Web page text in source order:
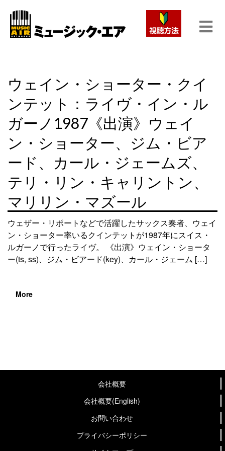
ウェイン・ショーター・クイ
ンテット：ライヴ・イン・ル
ガーノ1987《出演》ウェイ
ン・ショーター、ジム・ビア
ード、カール・ジェームズ、
テリ・リン・キャリントン、
マリリン・マズール
ウェザー・リポートなどで活躍したサックス奏者、ウェイ
ン・ショーター率いるクインテットが1987年にスイス・
ルガーノで行ったライヴ。 《出演》ウェイン・ショータ
ー(ts, ss)、ジム・ビアード(key)、カール・ジェーム […]
More
会社概要
会社概要(English)
お問い合わせ
プライバシーポリシー